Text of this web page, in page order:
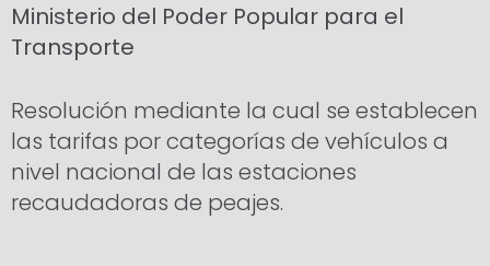
Ministerio del Poder Popular para el
Transporte
Resolución mediante la cual se establecen
las tarifas por categorías de vehículos a
nivel nacional de las estaciones
recaudadoras de peajes.